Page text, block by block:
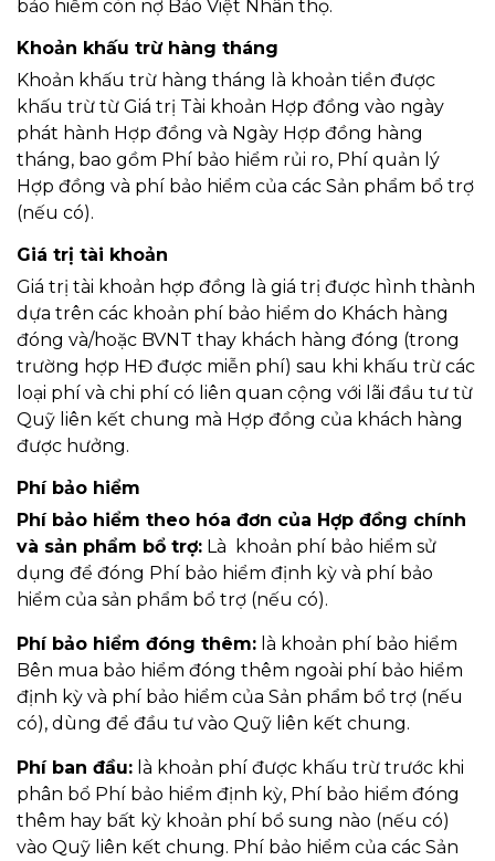
bảo hiểm còn nợ Bảo Việt Nhân thọ.
Khoản khấu trừ hàng tháng
Khoản khấu trừ hàng tháng là khoản tiền được
khấu trừ từ Giá trị Tài khoản Hợp đồng vào ngày
phát hành Hợp đồng và Ngày Hợp đồng hàng
tháng, bao gồm Phí bảo hiểm rủi ro, Phí quản lý
Hợp đồng và phí bảo hiểm của các Sản phẩm bổ trợ
(nếu có).
Giá trị tài khoản
Giá trị tài khoản hợp đồng là giá trị được hình thành
dựa trên các khoản phí bảo hiểm do Khách hàng
đóng và/hoặc BVNT thay khách hàng đóng (trong
trường hợp HĐ được miễn phí) sau khi khấu trừ các
loại phí và chi phí có liên quan cộng với lãi đầu tư từ
Quỹ liên kết chung mà Hợp đồng của khách hàng
được hưởng.
Phí bảo hiểm
Phí bảo hiểm theo hóa đơn của Hợp đồng chính
và sản phẩm bổ trợ: Là khoản phí bảo hiểm sử
dụng để đóng Phí bảo hiểm định kỳ và phí bảo
hiểm của sản phẩm bổ trợ (nếu có).
Phí bảo hiểm đóng thêm: là khoản phí bảo hiểm
Bên mua bảo hiểm đóng thêm ngoài phí bảo hiểm
định kỳ và phí bảo hiểm của Sản phẩm bổ trợ (nếu
có), dùng để đầu tư vào Quỹ liên kết chung.
Phí ban đầu: là khoản phí được khấu trừ trước khi
phân bổ Phí bảo hiểm định kỳ, Phí bảo hiểm đóng
thêm hay bất kỳ khoản phí bổ sung nào (nếu có)
vào Quỹ liên kết chung. Phí bảo hiểm của các Sản